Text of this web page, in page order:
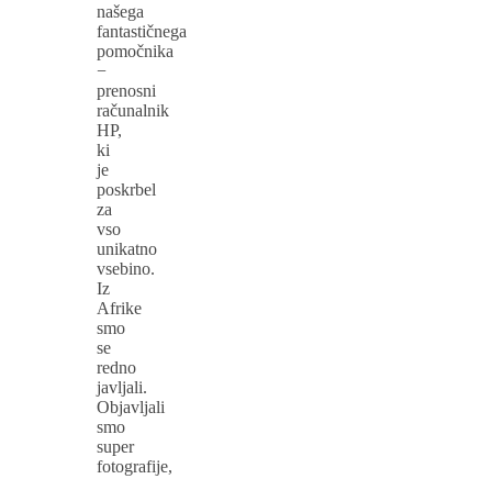
našega
fantastičnega
pomočnika
−
prenosni
računalnik
HP,
ki
je
poskrbel
za
vso
unikatno
vsebino.
Iz
Afrike
smo
se
redno
javljali.
Objavljali
smo
super
fotografije,